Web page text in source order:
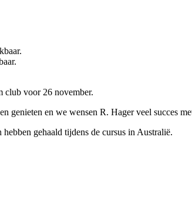
club voor 26 november.
genieten en we wensen R. Hager veel succes
gehaald tijdens de cursus in Australië.